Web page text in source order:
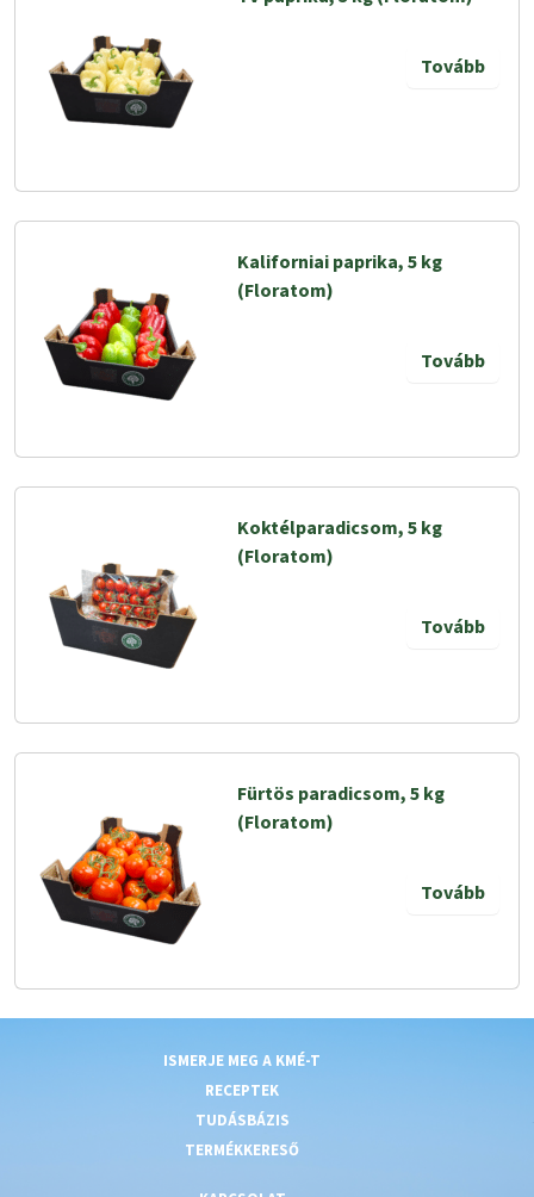
Tovább
Kaliforniai paprika, 5 kg
(Floratom)
Tovább
Koktélparadicsom, 5 kg
(Floratom)
Tovább
Fürtös paradicsom, 5 kg
(Floratom)
Tovább
ISMERJE MEG A KMÉ-T
RECEPTEK
TUDÁSBÁZIS
TERMÉKKERESŐ